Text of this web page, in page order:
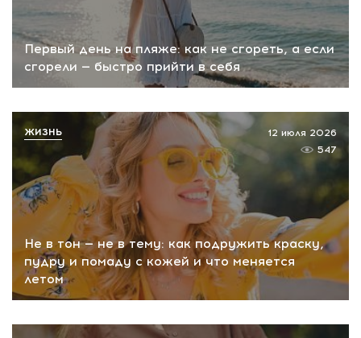
Первый день на пляже: как не сгореть, а если
сгорели — быстро прийти в себя
Не в тон — не в тему: как подружить краску,
пудру и помаду с кожей и что меняется
летом
12 июля 2026
547
ЖИЗНЬ